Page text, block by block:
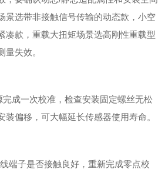
景选带非接触信号传输的动态款，小空
凑款，重载大扭矩场景选高刚性重载型
失效。
成一次校准，检查安装固定螺丝无松
装偏移，可大幅延长传感器使用寿命。
端子是否接触良好，重新完成零点校